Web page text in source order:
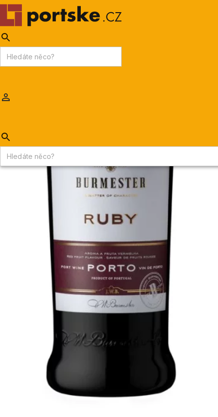
KPDV AKCE PORTSKÉ VÍNO
Portske.cz
Burmester Ruby
Burmester Ruby
Cena vč. DPH 379 Kč
Cena bez DPH: 313,22 Kč
Objednací číslo:
0,75l = 1 kus